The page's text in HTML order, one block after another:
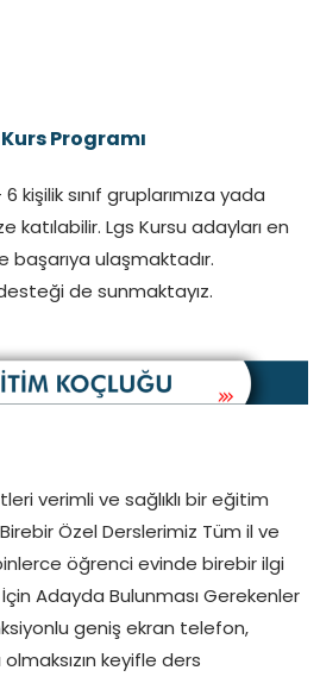
Programı
kişilik sınıf gruplarımıza yada
katılabilir. Lgs Kursu adayları en
başarıya ulaşmaktadır.
de sunmaktayız.
verimli ve sağlıklı bir eğitim
Özel Derslerimiz Tüm il ve
öğrenci evinde birebir ilgi
Adayda Bulunması Gerekenler
geniş ekran telefon,
keyifle ders